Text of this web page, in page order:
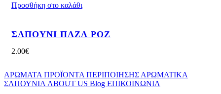
Προσθήκη στο καλάθι
ΣΑΠΟΥΝΙ ΠΑΖΛ ΡΟΖ
2.00€
ΑΡΩΜΑΤΑ ΠΡΟΪΟΝΤΑ ΠΕΡΙΠΟΙΗΣΗΣ ΑΡΩΜΑΤΙΚΑ
ΣΑΠΟΥΝΙΑ ABOUT US Blog ΕΠΙΚΟΙΝΩΝΙΑ